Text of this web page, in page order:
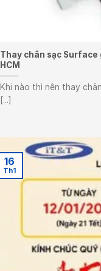
Thay chân sạc Surface
HCM
Khi nào thì nên thay
[...]
16
Th1